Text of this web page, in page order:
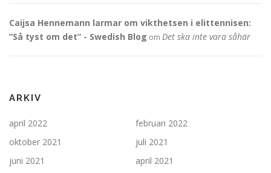
Caijsa Hennemann larmar om vikthetsen i elittennisen:
”Så tyst om det” - Swedish Blog om Det ska inte vara såhär
ARKIV
april 2022
februari 2022
oktober 2021
juli 2021
juni 2021
april 2021